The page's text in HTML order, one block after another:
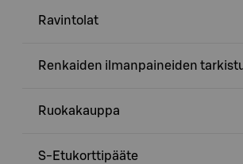
Ravintolat
Renkaiden ilmanpaineiden
Ruokakauppa
S-Etukorttipääte